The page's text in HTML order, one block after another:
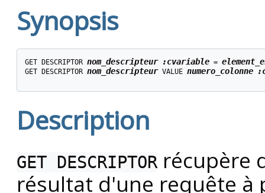
Synopsis
GET DESCRIPTOR nom_descripteur :cvariable =
GET DESCRIPTOR nom_descripteur VALUE numero_colonne
Description
GET DESCRIPTORrécupère
résultat d'une requête à